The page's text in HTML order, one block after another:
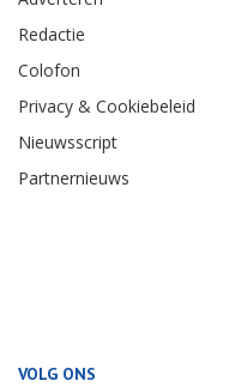
Redactie
Colofon
Privacy & Cookiebeleid
Nieuwsscript
Partnernieuws
VOLG ONS